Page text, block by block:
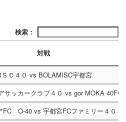
検索：
対戦
Ｃ４０ vs BOLAMISC宇都宮
サッカークラブ４０ vs gor MOKA 40FC
FC O-40 vs 宇都宮FCファミリー４０